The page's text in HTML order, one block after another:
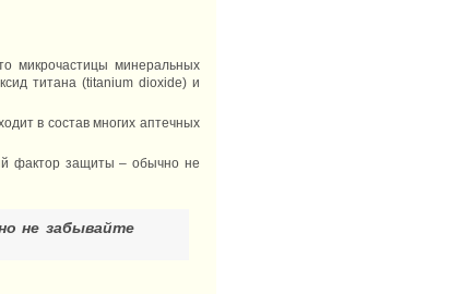
микрочастицы минеральных
титана (titanium dioxide) и
в состав многих аптечных
фактор защиты – обычно не
не забывайте